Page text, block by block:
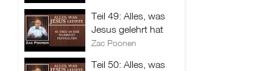
Teil 49: Alles, was
Jesus gelehrt hat
Zac Poonen
Teil 50: Alles, was